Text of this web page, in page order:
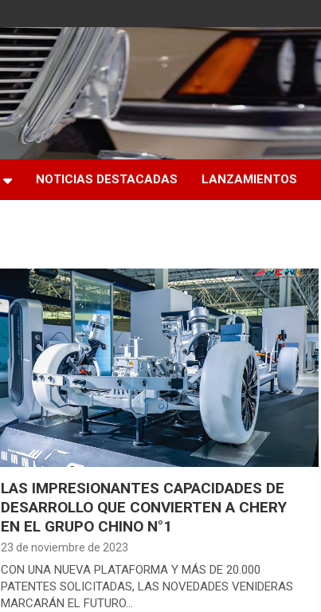
NOTICIAS DESTACADAS LANZAMIENTOS
LAS IMPRESIONANTES CAPACIDADES DE
DESARROLLO QUE CONVIERTEN A CHERY
EN EL GRUPO CHINO N°1
23 de noviembre de 2023
CON UNA NUEVA PLATAFORMA Y MÁS DE 20.000
PATENTES SOLICITADAS, LAS NOVEDADES VENIDERAS
MARCARÁN EL FUTURO…